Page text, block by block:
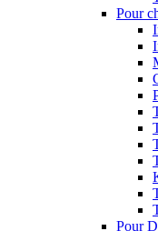
Pour
Pour